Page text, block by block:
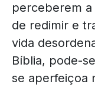
perceberem a
de redimir e
vida
Bíblia, pode-
se aperfeiçoa